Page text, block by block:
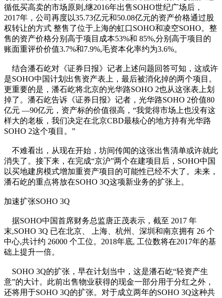
循低买高卖的市场原则,继2016年出售SOHO世纪广场后，
2017年，公司再度以35.73亿元和50.08亿元的资产价格通过股
权转让的方式 整售了位于上海的虹口SOHO和凌空SOHO。整
售的资产价格分别高于项目成本53%和 85%,分别高于项目的
账面重评价价值3.7%和7.9%,毛资本化率约为3.6%。
结合潘石屹对《证券日报》记者上述问题回答可知，这或许
是SOHO中国计划出售资产表上，最后被消化掉的两个项目。
更重要的是，潘石屹将北京的光华路SOHO 2也从这张表上划
掉了。潘石屹告诉《证券日报》记者，光华路SOHO 2价值80
亿元 —90亿元，资产标的价值很高，“我觉得市场上也没有这
样大的老板，我们决定在北京CBD最核心的地方持有光华路
SOHO 2这个项目。”
不难看出，从现在开始，坊间传闻的这张出售清单或许就此
消失了。接下来，在完成“京沪”两个在建项目后，SOHO中国
以买地建房模式增加重资产项目的可能性已经不大了。未来，
潘石屹的重点将放在SOHO 3Q这项新业务的扩张上。
加速扩张SOHO 3Q
据SOHO中国首席财务总监唐正茂表示，截至 2017 年
末,SOHO 3Q 已在北京、 上海、杭州、深圳和南京拥有 26 个
中心,共计约 26000 个工位。2018年底, 工位数将在2017年的基
础上提升一倍。
SOHO 3Q的扩张，早在计划当中，这是潘石屹“轻资产生
意”的大计。此前出售物业获得的现金一部分用于分红之外，
还将用于SOHO 3Q的扩张。对于成立两年的SOHO 3Q这种共